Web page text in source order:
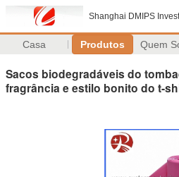
Shanghai DMIPS
Casa Produtos Quem
Sacos biodegradáveis do
fragrância e estilo bonito do t-